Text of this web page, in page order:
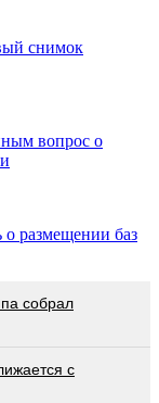
снимок
вопрос о
размещении баз
собрал
с